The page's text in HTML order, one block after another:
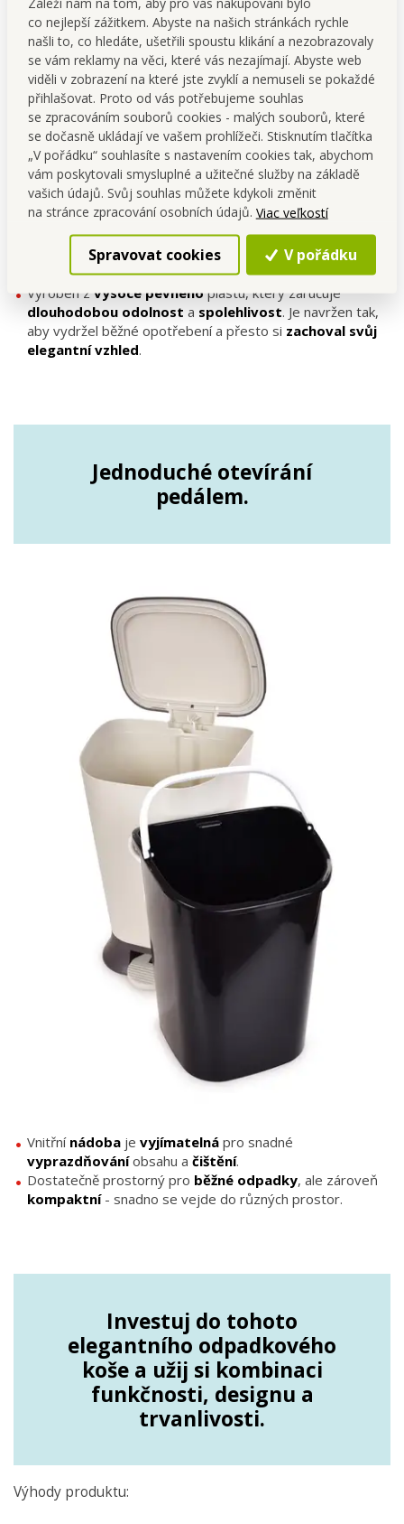
co nejlepší zážitkem. Abyste na našich stránkách rychle
našli to, co hledáte, ušetřili spoustu klikání a nezobrazovaly
se vám reklamy na věci, které vás nezajímají. Abyste web
viděli v zobrazení na které jste zvyklí a nemuseli se pokaždé
přihlašovat. Proto od vás potřebujeme souhlas
se zpracováním souborů cookies - malých souborů, které
se dočasně ukládají ve vašem prohlížeči. Stisknutím tlačítka
„V pořádku“ souhlasíte s nastavením cookies tak, abychom
vám poskytovali smysluplné a užitečné služby na základě
vašich údajů. Svůj souhlas můžete kdykoli změnit
na stránce zpracování osobních údajů. Viac veľkostí
Spravovat cookies V pořádku
Stylový a funkční odpadkový koš je ideální prokaždodenní
koupelně,kanceláři, dětském pokojia dalších
prostorách.
Vyroben zvysoce pevnéhoplastu, který zaručuje
dlouhodobou odolnost a spolehlivost. Je navržen tak,
aby vydržel běžné opotřebení a přesto si zachoval svůj
elegantní vzhled.
Jednoduché otevírání
pedálem.
Vnitřní nádoba je vyjímatelná pro snadné
vyprazdňováníobsahu a čištění.
Dostatečně prostorný pro běžné odpadky, ale zároveň
kompaktní- snadno se vejde do různých prostor.
Investuj do tohoto
elegantního odpadkového
koše a užij si kombinaci
funkčnosti, designu a
trvanlivosti.
Výhody produktu: